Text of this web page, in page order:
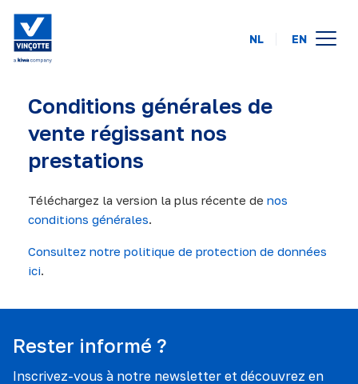
intra-entreprise
à propos de nous
contact
NL EN
Conditions générales de
vente régissant nos
prestations
Téléchargez la version la plus récente de nos
conditions générales.
Consultez notre politique de protection de données
ici.
Rester informé ?
Inscrivez-vous à notre newsletter et découvrez en